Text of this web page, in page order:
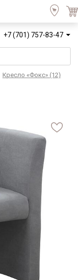
+7 (701) 757-83-47
Кресло «Фокс» (12)